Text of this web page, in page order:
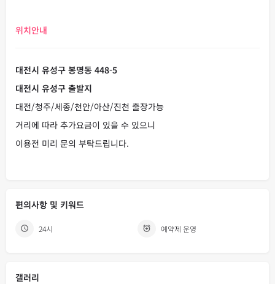
위치안내
대전시 유성구 봉명동 448-5
대전시 유성구 출발지
대전/청주/세종/천안/아산/진천 출장가능
거리에 따라 추가요금이 있을 수 있으니
이용전 미리 문의 부탁드립니다.
편의사항 및 키워드
24시 예약제 운영
갤러리